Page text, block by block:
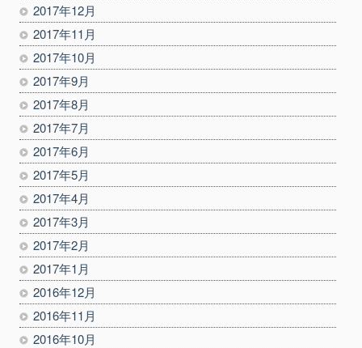
2017年12月
2017年11月
2017年10月
2017年9月
2017年8月
2017年7月
2017年6月
2017年5月
2017年4月
2017年3月
2017年2月
2017年1月
2016年12月
2016年11月
2016年10月